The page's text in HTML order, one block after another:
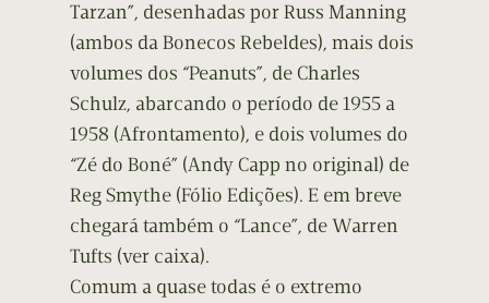
Tarzan”, desenhadas por Russ Manning
(ambos da Bonecos Rebeldes), mais dois
volumes dos “Peanuts”, de Charles
Schulz, abarcando o período de 1955 a
1958 (Afrontamento), e dois volumes do
“Zé do Boné” (Andy Capp no original) de
Reg Smythe (Fólio Edições). E em breve
chegará também o “Lance”, de Warren
Tufts (ver caixa).
Comum a quase todas é o extremo